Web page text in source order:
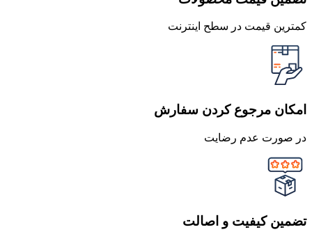
کمترین قیمت در سطح اینترنت
امکان مرجوع کردن سفارش
در صورت عدم رضایت
تضمین کیفیت و اصالت